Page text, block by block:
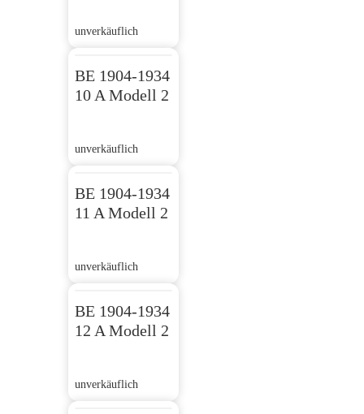
unverkäuflich
BE 1904-1934
10 A Modell 2
unverkäuflich
BE 1904-1934
11 A Modell 2
unverkäuflich
BE 1904-1934
12 A Modell 2
unverkäuflich